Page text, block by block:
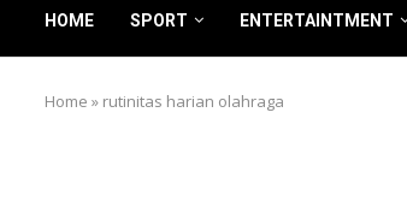
HOME SPORT ENTERTAINTMENT
Home » rutinitas harian olahraga